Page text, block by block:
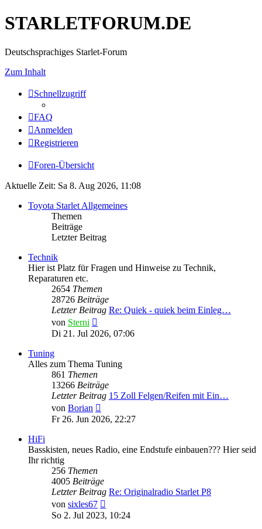
STARLETFORUM.DE
Deutschsprachiges Starlet-Forum
Zum Inhalt
Schnellzugriff
FAQ
Anmelden
Registrieren
Foren-Übersicht
Aktuelle Zeit: Sa 8. Aug 2026, 11:08
Toyota Starlet Allgemeines
Themen
Beiträge
Letzter Beitrag
Technik
Hier ist Platz für Fragen und Hinweise zu Technik,
Reparaturen etc.
2654 Themen
28726 Beiträge
Letzter Beitrag Re: Quiek - quiek beim Einleg…
von Sterni
Beitrag
Di 21. Jul 2026, 07:06
Tuning
Alles zum Thema Tuning
861 Themen
13266 Beiträge
Letzter Beitrag 15 Zoll Felgen/Reifen mit Ein…
von Borian
Beitrag
Fr 26. Jun 2026, 22:27
HiFi
Basskisten, neues Radio, eine Endstufe einbauen??? Hier seid
Ihr richtig
256 Themen
4005 Beiträge
Letzter Beitrag Re: Originalradio Starlet P8
von sixles67
Beitrag
So 2. Jul 2023, 10:24